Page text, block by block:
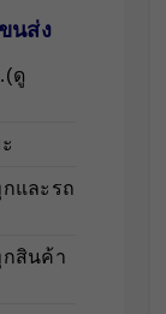
นส่ง
ดู
และรถ
กสินค้า